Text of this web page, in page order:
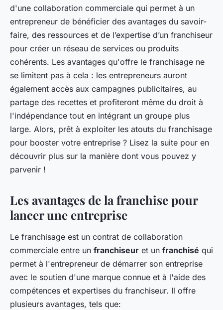
d'une collaboration commerciale qui permet à un
entrepreneur de bénéficier des avantages du savoir-
faire, des ressources et de l’expertise d’un franchiseur
pour créer un réseau de services ou produits
cohérents. Les avantages qu'offre le franchisage ne
se limitent pas à cela : les entrepreneurs auront
également accès aux campagnes publicitaires, au
partage des recettes et profiteront même du droit à
l'indépendance tout en intégrant un groupe plus
large. Alors, prêt à exploiter les atouts du franchisage
pour booster votre entreprise ? Lisez la suite pour en
découvrir plus sur la manière dont vous pouvez y
parvenir !
Les avantages de la franchise pour
lancer une entreprise
Le franchisage est un contrat de collaboration
commerciale entre un franchiseur et un franchisé qui
permet à l'entrepreneur de démarrer son entreprise
avec le soutien d'une marque connue et à l'aide des
compétences et expertises du franchiseur. Il offre
plusieurs avantages, tels que: